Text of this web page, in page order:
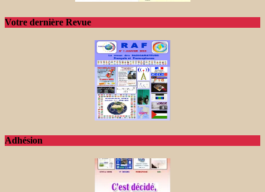
Votre dernière Revue
Adhésion